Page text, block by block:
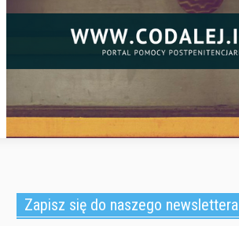
Zapisz się do naszego newslettera